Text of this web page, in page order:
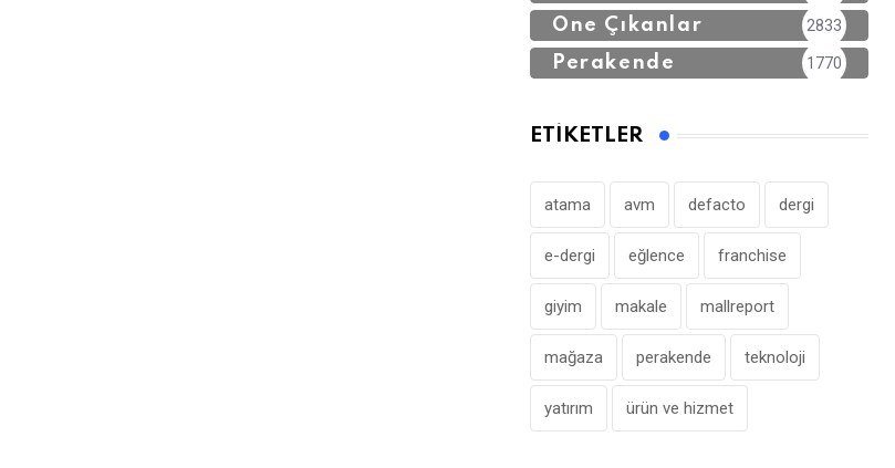
Öne Çıkanlar 2833
Perakende 1770
ETIKETLER
atama avm defacto dergi
e-dergi eğlence franchise
giyim makale mallreport
mağaza perakende teknoloji
yatırım ürün ve hizmet